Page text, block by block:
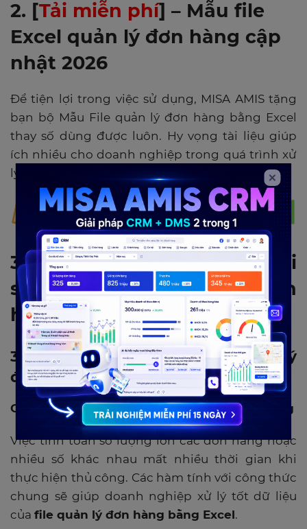
2. [Tải miễn phí] – Mẫu file
Excel quản lý đơn hàng cập
nhật 2026
Để tiện lợi trong việc sử dụng, MISA AMIS tặng
bạn bộ Mẫu File quản lý đơn hàng bằng Excel
thay số dùng được luôn. Hy vọng tài liệu giúp
ích nhiều cho doanh nghiệp trong quá trình xử
lý đơn hàng. Mời bạn tải tại đây!
3. Những ưu, nhược điểm khi
sử dụng file quản lý đơn
hàng bằng Excel
3.1. Ưu điểm khi sử dụng file quản lý
đơn hàng bằng Excel
Có thể đặt hàm tính cho file báo cáo đơn hàng
Việc tính toán số lượng lớn các đơn hàng hoặc
nhiều số khác nhau mất nhiều thời gian khi
thực hiện thủ công. Các hàm tính với công thức
chung sẽ giúp doanh nghiệp xử lý tốt dữ liệu
của file quản lý đơn hàng bằng Excel.